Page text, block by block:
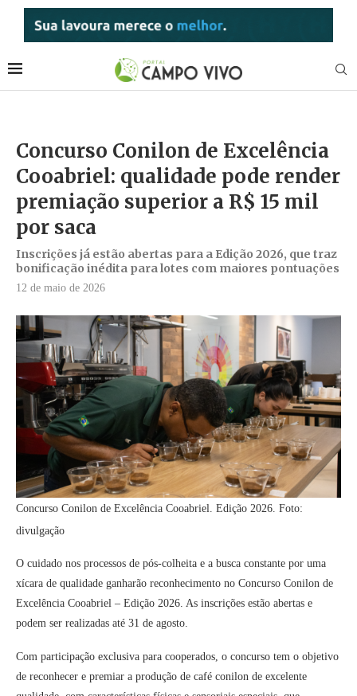
Concurso Conilon de Excelência
Cooabriel: qualidade pode render
premiação superior a R$ 15 mil
por saca
Inscrições já estão abertas para a Edição 2026, que traz
bonificação inédita para lotes com maiores pontuações
12 de maio de 2026
Concurso Conilon de Excelência Cooabriel. Edição 2026. Foto:
divulgação
O cuidado nos processos de pós-colheita e a busca constante por uma
xícara de qualidade ganharão reconhecimento no Concurso Conilon de
Excelência Cooabriel – Edição 2026. As inscrições estão abertas e
podem ser realizadas até 31 de agosto.
Com participação exclusiva para cooperados, o concurso tem o objetivo
de reconhecer e premiar a produção de café conilon de excelente